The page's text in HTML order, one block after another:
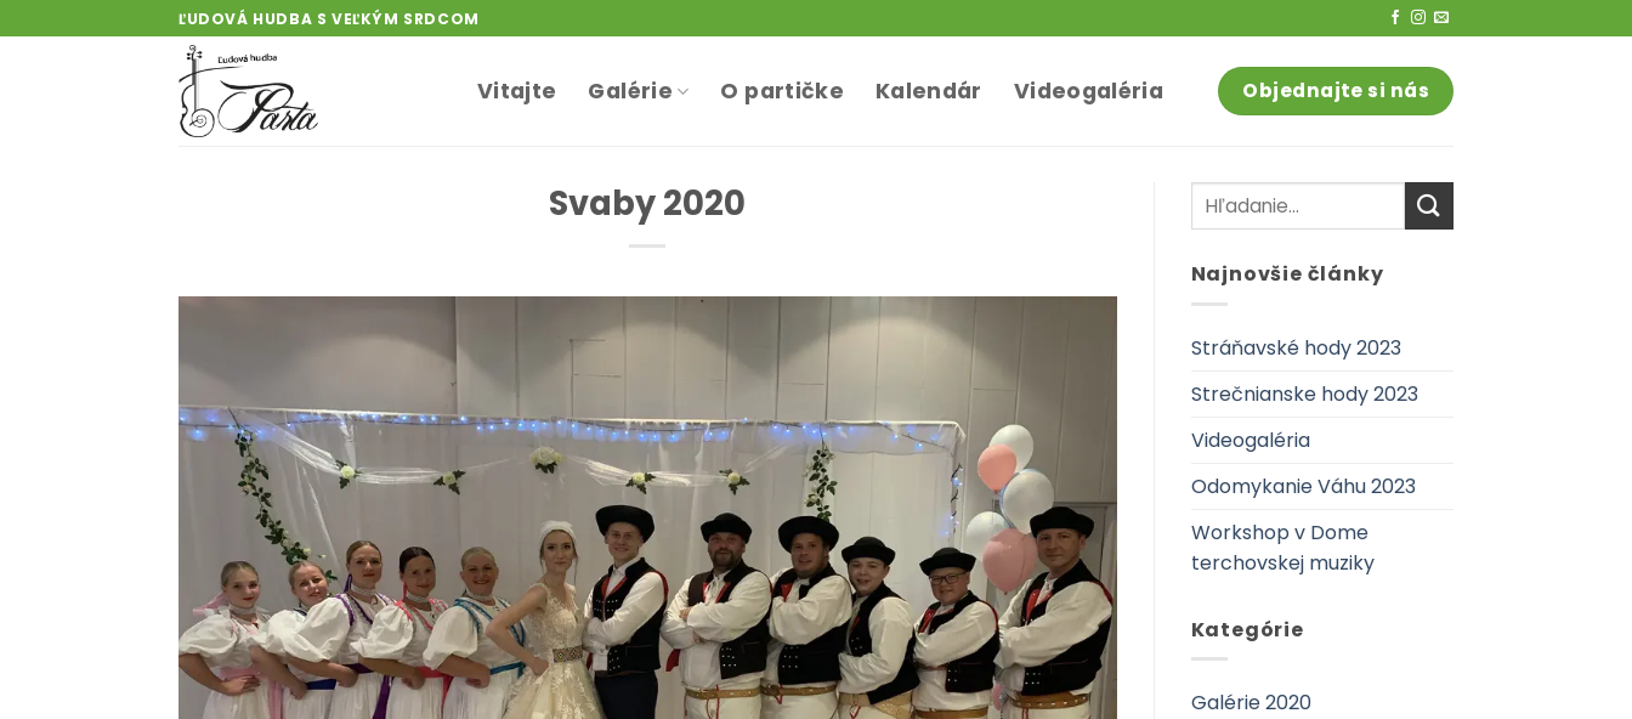
to
ĽUDOVÁ HUDBA S VEĽKÝM SRDCOM
Vitajte Galérie O partičke Kalendár Videogaléria Objednajte si nás
Svaby 2020
Najnovšie články
Stráňavské hody 2023
Strečnianske hody 2023
Videogaléria
Odomykanie Váhu 2023
Workshop v Dome
terchovskej muziky
Kategórie
Galérie 2020